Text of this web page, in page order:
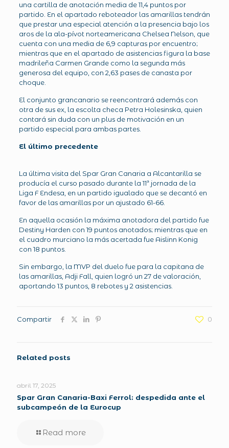
una cartilla de anotación media de 11,4 puntos por
partido. En el apartado reboteador las amarillas tendrán
que prestar una especial atención a la presencia bajo los
aros de la ala-pívot norteamericana Chelsea Nelson, que
cuenta con una media de 6,9 capturas por encuentro;
mientras que en el apartado de asistencias figura la base
madrileña Carmen Grande como la segunda más
generosa del equipo, con 2,63 pases de canasta por
choque.
El conjunto grancanario se reencontrará además con
otra de sus ex, la escolta checa Petra Holesinska, quien
contará sin duda con un plus de motivación en un
partido especial para ambas partes.
El último precedente
La última visita del Spar Gran Canaria a Alcantarilla se
producía el curso pasado durante la 11ª jornada de la
Liga F Endesa, en un partido igualado que se decantó en
favor de las amarillas por un ajustado 61-66.
En aquella ocasión la máxima anotadora del partido fue
Destiny Harden con 19 puntos anotados; mientras que en
el cuadro murciano la más acertada fue Aislinn Konig
con 18 puntos.
Sin embargo, la MVP del duelo fue para la capitana de
las amarillas, Adji Fall, quien logró un 27 de valoración,
aportando 13 puntos, 8 rebotes y 2 asistencias.
Compartir 0
Related posts
abril 17, 2025
Spar Gran Canaria-Baxi Ferrol: despedida ante el
subcampeón de la Eurocup
Read more